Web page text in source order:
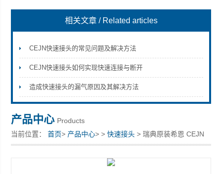
上海康驿实业有限公司
相关文章 / Related articles
CEJN快速接头的常见问题及解决方法
CEJN快速接头如何实现快速连接与断开
造成快速接头的漏气原因及其解决方法
产品中心 Products
当前位置：首页> 产品中心> >快速接头 > 瑞典原装希恩 CEJN
快速接头 10 414 1155